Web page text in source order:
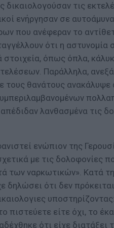
τις
ενήργησαν σε
που ανέφεραν το
ότι η αστυνομία
όπως όπλα,
Παράλληλα,
τους θανάτους ανακάλυψε
λανθασμένα τις
ενώπιον της
με τις δολοφονίες
των ναρκωτικών». Κατά τη
δηλώσει ότι δεν
πιστεύετε είτε όχι, το
ότι είχε διατάξει